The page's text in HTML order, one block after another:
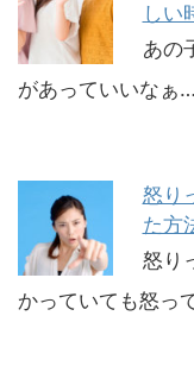
しい
あの
があっていいなぁ
怒り
た方
怒り
かっていても怒っ